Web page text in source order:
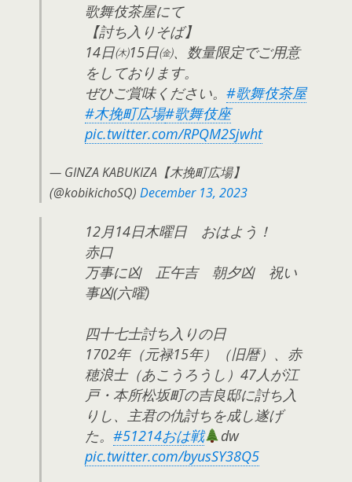
歌舞伎茶屋にて
【討ち入りそば】
14日㈭15日㈮、数量限定でご用意
をしております。
ぜひご賞味ください。 #歌舞伎茶屋
#木挽町広場#歌舞伎座
pic.twitter.com/RPQM2Sjwht
— GINZA KABUKIZA【木挽町広場】
(@kobikichoSQ) December 13, 2023
12月14日木曜日 おはよう！
赤口
万事に凶 正午吉 朝夕凶 祝い
事凶(六曜)
四十七士討ち入りの日
1702年（元禄15年）（旧暦）、赤
穂浪士（あこうろうし）47人が江
戸・本所松坂町の吉良邸に討ち入
りし、主君の仇討ちを成し遂げ
た。 #51214おは戦
dw
pic.twitter.com/byusSY38Q5